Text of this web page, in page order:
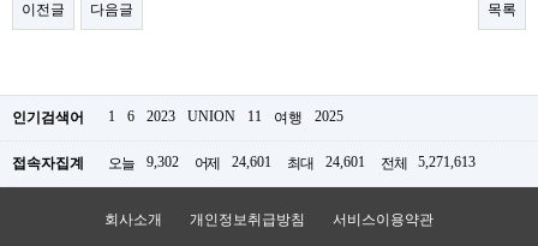
이전글 다음글 목록
인기검색어 1 6 2023 UNION 11 여행 2025
접속자집계 오늘 9,302 어제 24,601 최대 24,601 전체 5,271,613
회사소개 개인정보취급방침 서비스이용약관